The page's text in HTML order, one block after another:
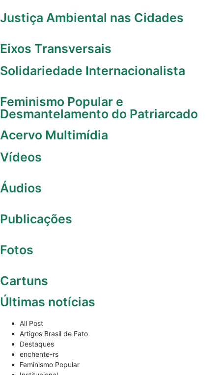
Justiça Ambiental nas Cidades
Eixos Transversais
Solidariedade Internacionalista
Feminismo Popular e
Desmantelamento do Patriarcado
Acervo Multimídia
Vídeos
Áudios
Publicações
Fotos
Cartuns
Últimas notícias
All Post
Artigos Brasil de Fato
Destaques
enchente-rs
Feminismo Popular